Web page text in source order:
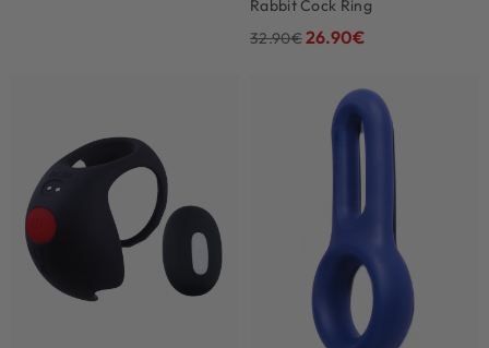
Rabbit Cock Ring
32.90€26.90€